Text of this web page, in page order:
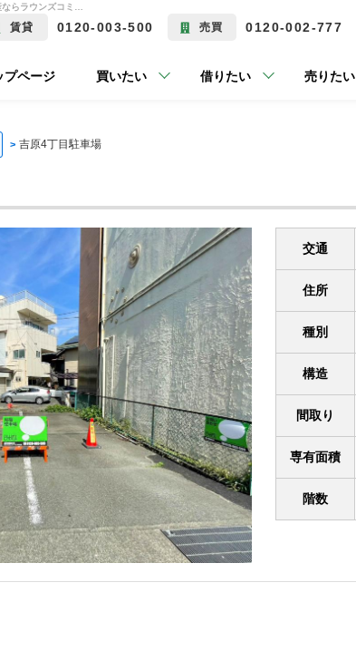
賃貸 0120-003-500 売買 0120-002-777
プページ 買いたい 借りたい 売りたい
吉原4丁目駐車場
交通
住所
種別
構造
間取り
専有面積
階数